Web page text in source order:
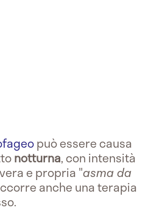
può essere causa
notturna, con intensità
e propria "asma da
anche una terapia